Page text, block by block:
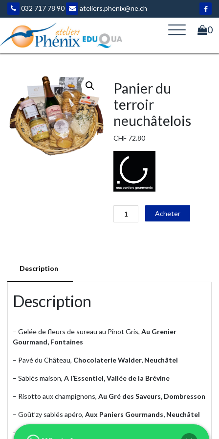
Aller
contenu
032 717 78 90 ateliers.phenix@ne.ch
0
Panier du
terroir
neuchâtelois
CHF 72.80
quantité
de
Acheter
Description
Description
– Gelée de fleurs de sureau au Pinot Gris, Au Grenier
Gourmand, Fontaines
– Pavé du Château, Chocolaterie Walder, Neuchâtel
– Sablés maison, A l’Essentiel, Vallée de la Brévine
– Risotto aux champignons, Au Gré des Saveurs, Dombresson
– Goût’zy sablés apéro, Aux Paniers Gourmands, Neuchâtel
– Moutarde forte au miel et à l’ail d’ours,